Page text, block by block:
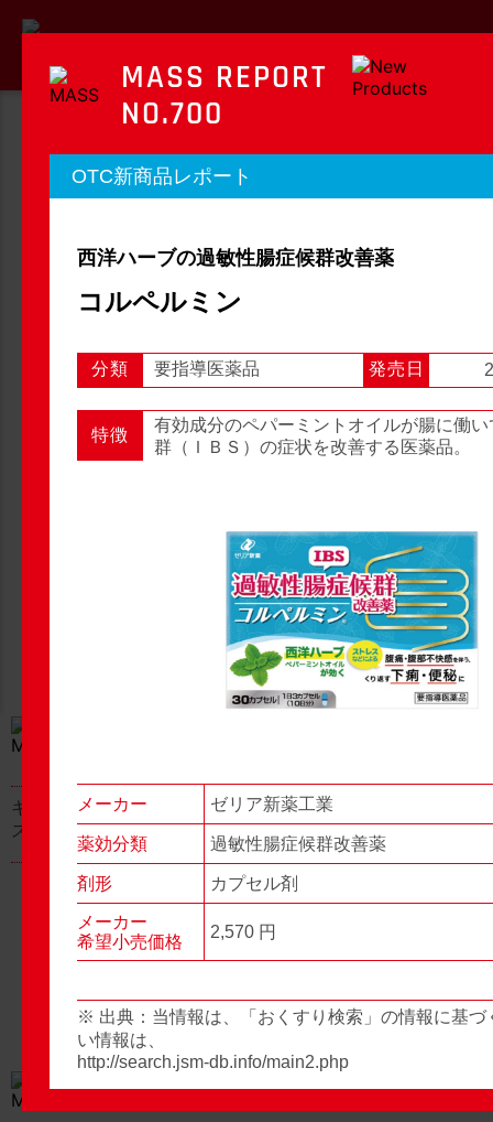
MASS REPORT
マスレポート
OTC新商品レポート 店頭観察レポート
OTC新商品レポート 店頭観察
キャベジンコーワαプラ
ス顆粒
グロンサン用刃棒
MASS REPORT
NO.700
OTC新商品レポート
西洋ハーブの過敏性腸症候群改善薬
コルペルミン
分類 要指導医薬品 発売日
特徴
有効成分のペパーミントオイルが腸に働
群（ＩＢＳ）の症状を改善する医薬品。
メーカー ゼリア新薬工業
薬効分類 過敏性腸症候群改善薬
剤形 カプセル剤
メーカー
希望小売価格
2,570 円
※ 出典：当情報は、「おくすり検索」の情報に基づ
い情報は、
http://search.jsm-db.info/main2.php